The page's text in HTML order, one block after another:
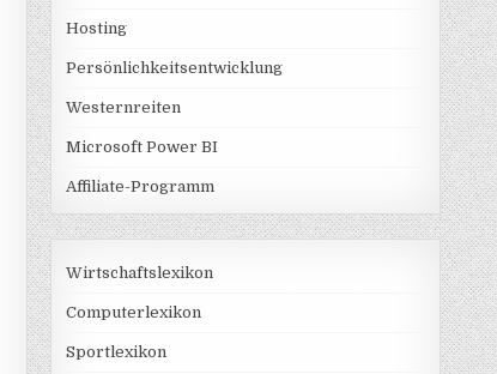
Hosting
Persönlichkeitsentwicklung
Westernreiten
Microsoft Power BI
Affiliate-Programm
Wirtschaftslexikon
Computerlexikon
Sportlexikon